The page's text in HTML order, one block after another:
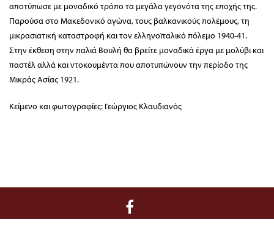
αποτύπωσε με μοναδικό τρόπο τα μεγάλα γεγονότα της εποχής της.
Παρούσα στο Μακεδονικό αγώνα, τους βαλκανικούς πολέμους, τη
μικρασιατική καταστροφή και τον ελληνοϊταλικό πόλεμο 1940-41.
Στην έκθεση στην παλιά Βουλή θα βρείτε μοναδικά έργα με μολύβι και
παστέλ αλλά και ντοκουμέντα που αποτυπώνουν την περίοδο της
Μικράς Ασίας 1921.
Κείμενο και φωτογραφίες: Γεώργιος Κλαυδιανός